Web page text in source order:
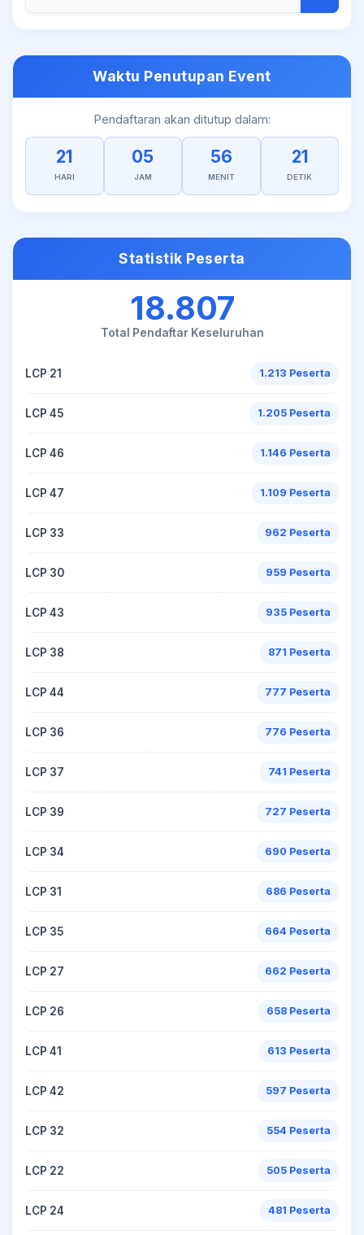
Waktu Penutupan Event
Pendaftaran akan ditutup dalam:
21
HARI
05
JAM
56
MENIT
21
DETIK
Statistik Peserta
18.807
Total Pendaftar Keseluruhan
LCP 21 1.213 Peserta
LCP 45 1.205 Peserta
LCP 46 1.146 Peserta
LCP 47 1.109 Peserta
LCP 33 962 Peserta
LCP 30 959 Peserta
LCP 43 935 Peserta
LCP 38 871 Peserta
LCP 44 777 Peserta
LCP 36 776 Peserta
LCP 37 741 Peserta
LCP 39 727 Peserta
LCP 34 690 Peserta
LCP 31 686 Peserta
LCP 35 664 Peserta
LCP 27 662 Peserta
LCP 26 658 Peserta
LCP 41 613 Peserta
LCP 42 597 Peserta
LCP 32 554 Peserta
LCP 22 505 Peserta
LCP 24 481 Peserta